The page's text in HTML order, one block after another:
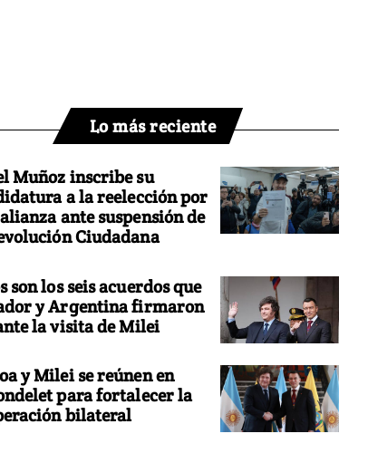
Lo más reciente
Muñoz inscribe su
a la reelección por
ante suspensión de
Ciudadana
son los seis acuerdos que
y Argentina firmaron
la visita de Milei
y Milei se reúnen en
para fortalecer la
bilateral